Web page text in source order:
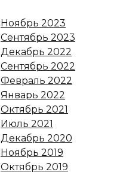
Ноябрь 2023
Сентябрь 2023
Декабрь 2022
Сентябрь 2022
Февраль 2022
Январь 2022
Октябрь 2021
Июль 2021
Декабрь 2020
Ноябрь 2019
Октябрь 2019